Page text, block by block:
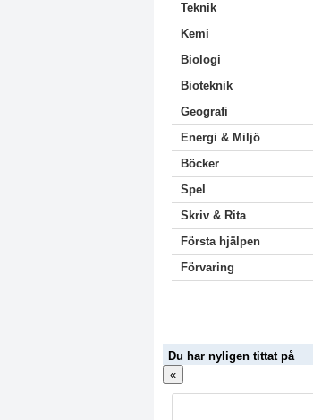
Teknik
Kemi
Biologi
Bioteknik
Geografi
Energi & Miljö
Böcker
Spel
Skriv & Rita
Första hjälpen
Förvaring
Du har nyligen tittat på
«